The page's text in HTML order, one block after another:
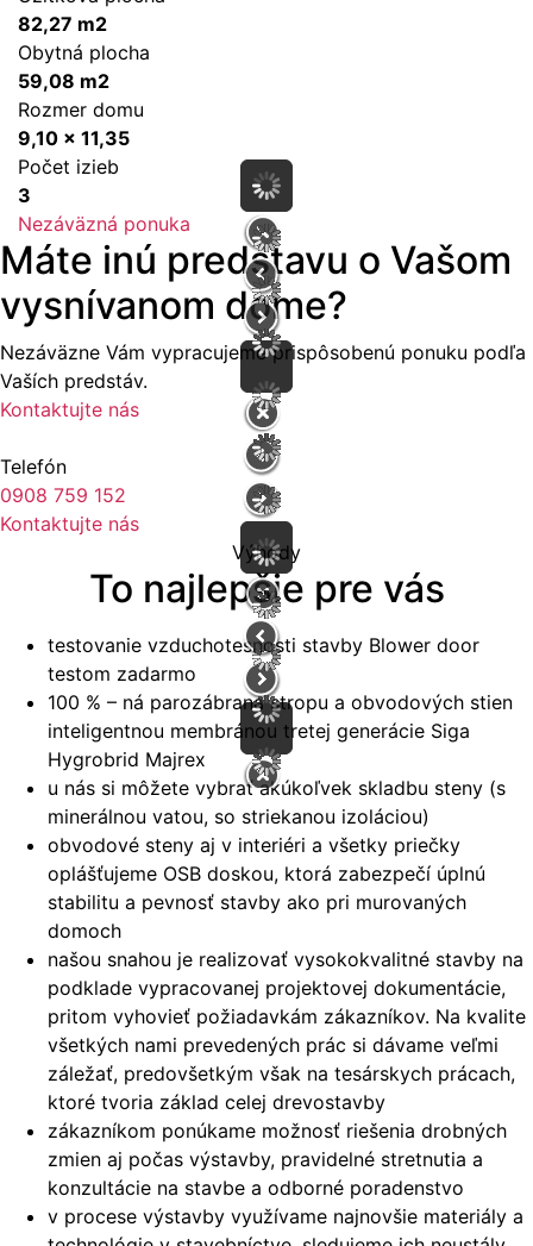
82,27 m2
Obytná plocha
59,08 m2
Rozmer domu
9,10 x 11,35
Počet izieb
3
Nezáväzná ponuka
Máte inú predstavu o Vašom
vysnívanom dome?
Nezáväzne Vám vypracujeme prispôsobenú ponuku podľa
Vaších predstáv.
Kontaktujte nás
Telefón
0908 759 152
Kontaktujte nás
Výhody
To najlepšie pre vás
testovanie vzduchotesnosti stavby Blower door
testom zadarmo
100 % – ná parozábrana stropu a obvodových stien
inteligentnou membránou tretej generácie Siga
Hygrobrid Majrex
u nás si môžete vybrať akúkoľvek skladbu steny (s
minerálnou vatou, so striekanou izoláciou)
obvodové steny aj v interiéri a všetky priečky
oplášťujeme OSB doskou, ktorá zabezpečí úplnú
stabilitu a pevnosť stavby ako pri murovaných
domoch
našou snahou je realizovať vysokokvalitné stavby na
podklade vypracovanej projektovej dokumentácie,
pritom vyhovieť požiadavkám zákazníkov. Na kvalite
všetkých nami prevedených prác si dávame veľmi
záležať, predovšetkým však na tesárskych prácach,
ktoré tvoria základ celej drevostavby
zákazníkom ponúkame možnosť riešenia drobných
zmien aj počas výstavby, pravidelné stretnutia a
konzultácie na stavbe a odborné poradenstvo
v procese výstavby využívame najnovšie materiály a